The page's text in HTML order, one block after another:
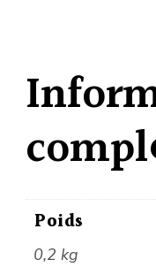
Poids
0,2 kg